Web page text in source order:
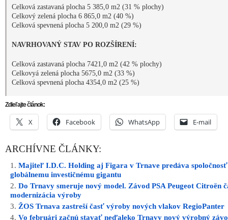
Celková zastavaná plocha 5 385,0 m2 (31 % plochy)
Celkový zelená plocha 6 865,0 m2 (40 %)
Celková spevnená plocha 5 200,0 m2 (29 %)
NAVRHOVANÝ STAV PO ROZŠÍRENÍ:
Celková zastavaná plocha 7421,0 m2 (42 % plochy)
Celkovyá zelená plocha 5675,0 m2 (33 %)
Celková spevnená plocha 4354,0 m2 (25 %)
Zdieľajte článok:
X Facebook WhatsApp E-mail
ARCHÍVNE ČLÁNKY:
Majiteľ I.D.C. Holding aj Figara v Trnave predáva spoločnosť
globálnemu investičnému gigantu
Do Trnavy smeruje nový model. Závod PSA Peugeot Citroën
modernizácia výroby
ŽOS Trnava zastreší časť výroby nových vlakov RegioPanter
Vo februári začnú stavať neďaleko Trnavy nový výrobný